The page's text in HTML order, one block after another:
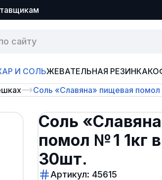
И СОЛЬЖЕВАТЕЛЬНАЯ РЕЗИНКА
Соль «Славяна» пищевая помол
Соль
помол № 1 1кг
30шт.
Артикул: 45615